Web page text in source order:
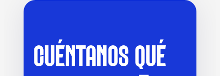
CUÉNTANOS QUÉ